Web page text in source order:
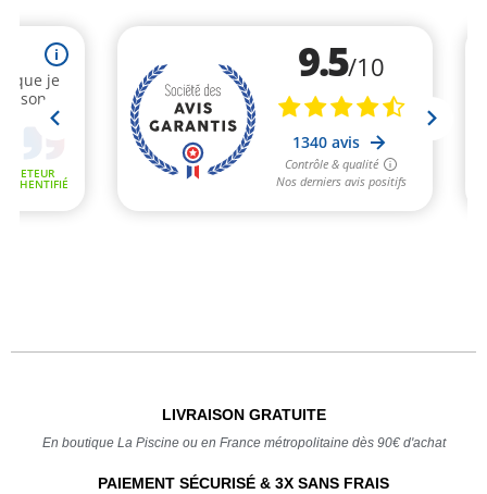
LIVRAISON GRATUITE
En boutique La Piscine ou en France métropolitaine dès 90€ d'achat
PAIEMENT SÉCURISÉ & 3X SANS FRAIS